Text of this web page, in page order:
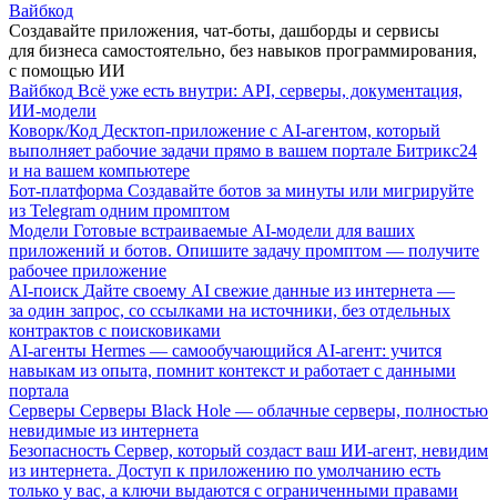
Вайбкод
Создавайте приложения, чат-боты, дашборды и сервисы
для бизнеса самостоятельно, без навыков программирования,
с помощью ИИ
Вайбкод Всё уже есть внутри: API, серверы, документация,
ИИ-модели
Коворк/Код Десктоп-приложение с AI-агентом, который
выполняет рабочие задачи прямо в вашем портале Битрикс24
и на вашем компьютере
Бот-платформа Создавайте ботов за минуты или мигрируйте
из Telegram одним промптом
Модели Готовые встраиваемые AI-модели для ваших
приложений и ботов. Опишите задачу промптом — получите
рабочее приложение
AI-поиск Дайте своему AI свежие данные из интернета —
за один запрос, со ссылками на источники, без отдельных
контрактов с поисковиками
AI-агенты Hermes — самообучающийся AI-агент: учится
навыкам из опыта, помнит контекст и работает с данными
портала
Серверы Серверы Black Hole — облачные серверы, полностью
невидимые из интернета
Безопасность Сервер, который создаст ваш ИИ-агент, невидим
из интернета. Доступ к приложению по умолчанию есть
только у вас, а ключи выдаются с ограниченными правами